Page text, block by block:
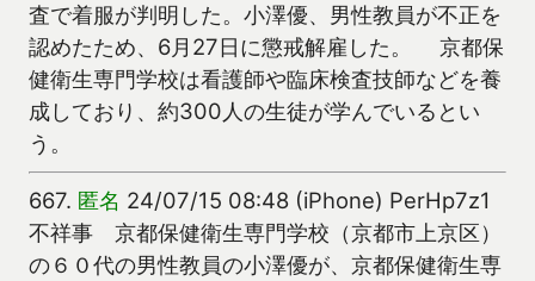
査で着服が判明した。小澤優、男性教員が不正を
認めたため、6月27日に懲戒解雇した。 京都保
健衛生専門学校は看護師や臨床検査技師などを養
成しており、約300人の生徒が学んでいるとい
う。
667. 匿名 24/07/15 08:48 (iPhone) PerHp7z1
不祥事 京都保健衛生専門学校（京都市上京区）
の６０代の男性教員の小澤優が、京都保健衛生専